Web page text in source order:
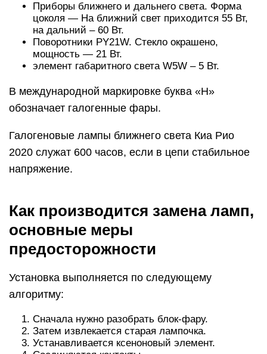
Приборы ближнего и дальнего света. Форма
цоколя — На ближний свет приходится 55 Вт,
на дальний – 60 Вт.
Поворотники PY21W. Стекло окрашено,
мощность — 21 Вт.
элемент габаритного света W5W – 5 Вт.
В международной маркировке буква «Н»
обозначает галогенные фары.
Галогеновые лампы ближнего света Киа Рио
2020 служат 600 часов, если в цепи стабильное
напряжение.
Как производится замена ламп,
основные меры
предосторожности
Установка выполняется по следующему
алгоритму:
Сначала нужно разобрать блок-фару.
Затем извлекается старая лампочка.
Устанавливается ксеноновый элемент.